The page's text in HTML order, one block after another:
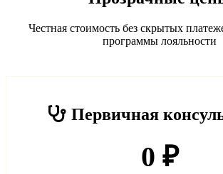
Честная стоимость без скрытых
программы лояльности
Первичная
0 ₽